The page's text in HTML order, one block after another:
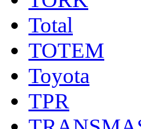
Total
TOTEM
Toyota
TPR